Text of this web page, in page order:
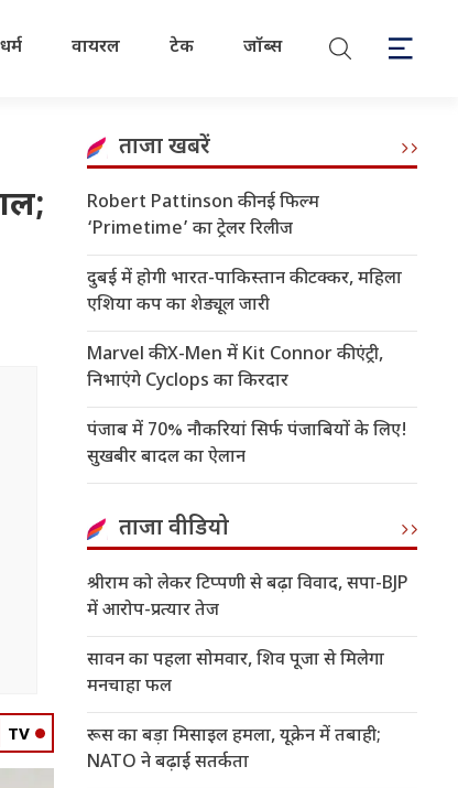
धर्म वायरल टेक जॉब्स
TV
ताजा खबरें
Robert Pattinson की नई फिल्म
‘Primetime’ का ट्रेलर रिलीज
दुबई में होगी भारत-पाकिस्तान की टक्कर, महिला
एशिया कप का शेड्यूल जारी
Marvel की X-Men में Kit Connor की एंट्री,
निभाएंगे Cyclops का किरदार
पंजाब में 70% नौकरियां सिर्फ पंजाबियों के लिए!
सुखबीर बादल का ऐलान
ताजा वीडियो
श्रीराम को लेकर टिप्पणी से बढ़ा विवाद, सपा-BJP
में आरोप-प्रत्यार तेज
सावन का पहला सोमवार, शिव पूजा से मिलेगा
मनचाहा फल
रूस का बड़ा मिसाइल हमला, यूक्रेन में तबाही;
NATO ने बढ़ाई सतर्कता